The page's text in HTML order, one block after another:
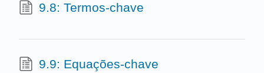
9.8: Termos-chave
9.9: Equações-chave